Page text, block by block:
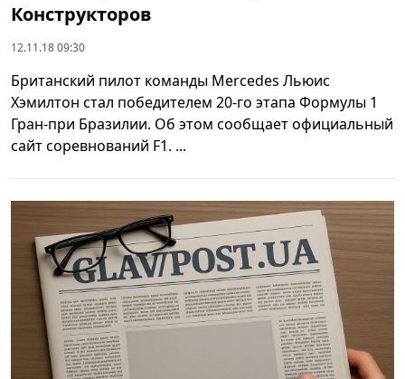
Конструкторов
12.11.18 09:30
Британский пилот команды Mercedes Льюис
Хэмилтон стал победителем 20-го этапа Формулы 1
Гран-при Бразилии. Об этом сообщает официальный
сайт соревнований F1. ...